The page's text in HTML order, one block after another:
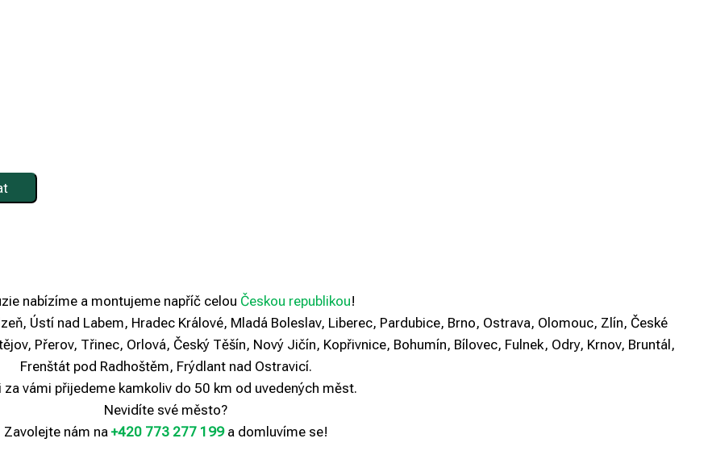
nabízíme a montujeme napříč celou Českou republikou!
Ústí nad Labem, Hradec Králové, Mladá Boleslav, Liberec, Pardubice, Brno, Ostrava, Olomouc, Zlín, České
Přerov, Třinec, Orlová, Český Těšín, Nový Jičín, Kopřivnice, Bohumín, Bílovec, Fulnek, Odry, Krnov, Bruntál,
Frenštát pod Radhoštěm, Frýdlant nad Ostravicí.
za vámi přijedeme kamkoliv do 50 km od uvedených měst.
Nevidíte své město?
Zavolejte nám na +420 773 277 199a domluvíme se!